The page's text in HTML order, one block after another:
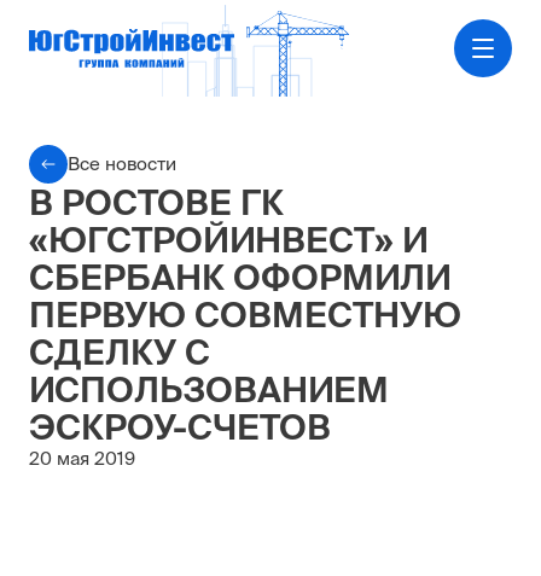
Все новости
В РОСТОВЕ ГК
«ЮГСТРОЙИНВЕСТ» И
СБЕРБАНК ОФОРМИЛИ
ПЕРВУЮ СОВМЕСТНУЮ
СДЕЛКУ С
ИСПОЛЬЗОВАНИЕМ
ЭСКРОУ-СЧЕТОВ
20 мая 2019